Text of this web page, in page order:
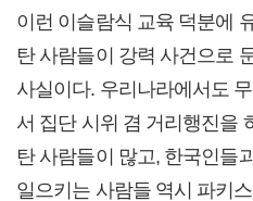
이런 이슬람식 교육 덕분에
탄 사람들이 강력 사건으로
사실이다. 우리나라에서도
서 집단 시위 겸 거리행진을
탄 사람들이 많고, 한국인들
일으키는 사람들 역시 파키